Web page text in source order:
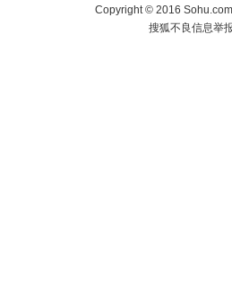
Copyright©2016
搜狐不良信息举